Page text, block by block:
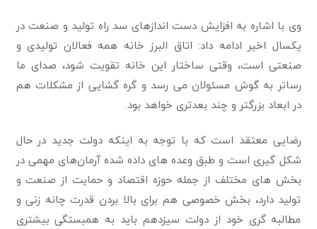
وی با اشاره به افزایش دست اندازهای سد راه تولید و صنعت در
یکسال اخیر ادامه داد: اتاق البرز خانه همه فعالان تولیدی و
صنعتی است، وقتی ساختار این خانه تقویت شود، صدای ما
رساتر به گوش مسئولان می رسد و گره گشایی از مشکلات هم
در ابعاد بزرگتر و چند بعدتری خواهد بود.
رضایی معتقد است که با توجه به اینکه دولت جدید در حال
شکل گیری است و طبق وعده های داده شده آرمان‌های مهمی در
بخش های مختلف از جمله حوزه اقتصاد و حمایت از صنعت و
تولید دارد، بخش خصوصی هم برای بالا بردن قدرت چانه زنی و
مطالبه گری خود از دولت سیزدهم باید به همبستگی بیشتری